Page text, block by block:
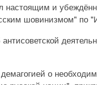
настоящим и
шовинизмом" по
о